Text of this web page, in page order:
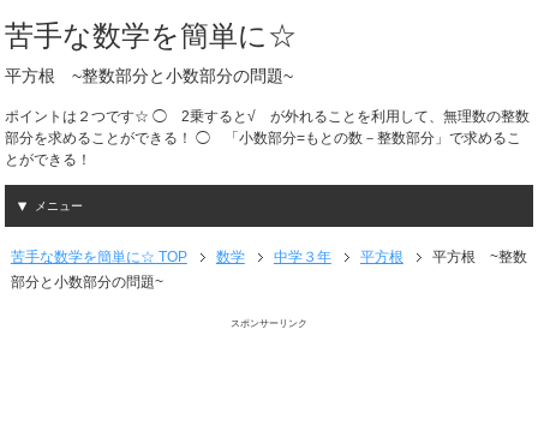
苦手な数学を簡単に☆
平方根 ~整数部分と小数部分の問題~
ポイントは２つです☆ ◯ 2乗すると√ が外れることを利用して、無理数の整数
部分を求めることができる！ ◯ 「小数部分=もとの数－整数部分」で求めるこ
とができる！
メニュー
苦手な数学を簡単に☆ TOP 数学 中学３年 平方根
平方根 ~整数
部分と小数部分の問題~
スポンサーリンク